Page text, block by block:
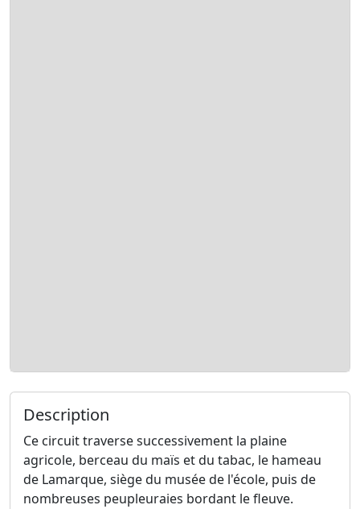
Description
Ce circuit traverse successivement la plaine
agricole, berceau du maïs et du tabac, le hameau
de Lamarque, siège du musée de l'école, puis de
nombreuses peupleuraies bordant le fleuve.